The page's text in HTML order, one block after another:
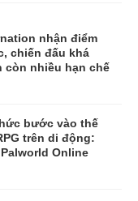
nhận điểm
chiến đấu khá
còn nhiều hạn chế
bước vào thế
trên di động:
Online